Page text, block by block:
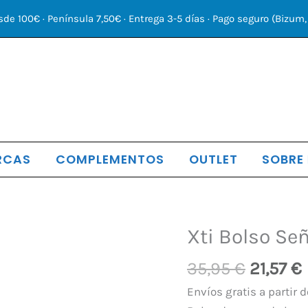
100€ · Península 7,50€ · Entrega 3-5 días · Pago seguro
COMPLEMENTOS OUTLET
Xti Bolso
35,95€
El
original
era:
21,57€
Envíos gratis a partir
Xti
Señora
cantidad